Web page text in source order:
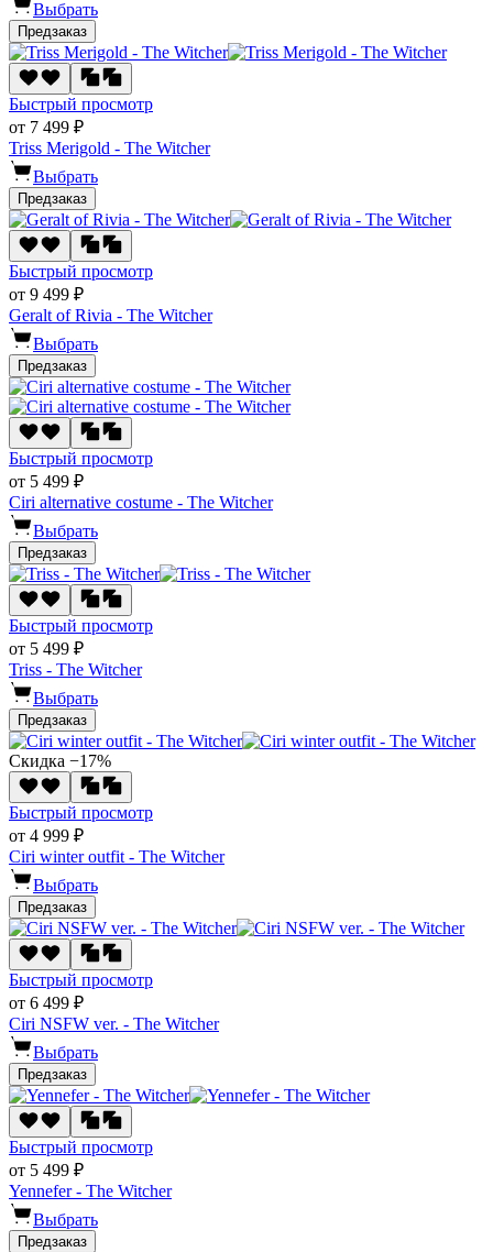
Выбрать
Предзаказ
Быстрый просмотр
от 7 499 ₽
Triss Merigold - The Witcher
Выбрать
Предзаказ
Быстрый просмотр
от 9 499 ₽
Geralt of Rivia - The Witcher
Выбрать
Предзаказ
Быстрый просмотр
от 5 499 ₽
Ciri alternative costume - The Witcher
Выбрать
Предзаказ
Быстрый просмотр
от 5 499 ₽
Triss - The Witcher
Выбрать
Предзаказ
Скидка −17%
Быстрый просмотр
от 4 999 ₽
Ciri winter outfit - The Witcher
Выбрать
Предзаказ
Быстрый просмотр
от 6 499 ₽
Ciri NSFW ver. - The Witcher
Выбрать
Предзаказ
Быстрый просмотр
от 5 499 ₽
Yennefer - The Witcher
Выбрать
Предзаказ